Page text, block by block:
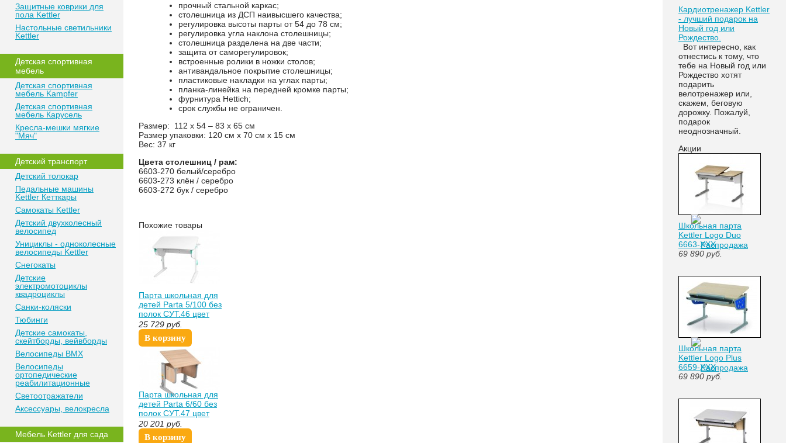
Защитные коврики для
пола Kettler
Настольные светильники
Kettler
Детская спортивная
мебель
Детская спортивная
мебель Kampfer
Детская спортивная
мебель Карусель
Кресла-мешки мягкие
"Мяч"
Детский транспорт
Детский толокар
Педальные машины
Kettler Кетткары
Самокаты Kettler
Детский двухколесный
велосипед
Унициклы - одноколесные
велосипеды Kettler
Снегокаты
Детские
электромотоциклы
квадроциклы
Санки-коляски
Тюбинги
Детские самокаты,
скейтборды, вейвборды
Велосипеды BMX
Велосипеды
ортопедические
реабилитационные
Светоотражатели
Аксессуары, велокресла
Мебель Kettler для сада
прочный стальной каркас;
столешница из ДСП наивысшего качества;
регулировка высоты парты от 54 до 78 см;
регулировка угла наклона столешницы;
столешница разделена на две части;
защита от саморегулировок;
встроенные ролики в ножки столов;
антивандальное покрытие столешницы;
пластиковые накладки на углах парты;
планка-линейка на передней кромке парты;
фурнитура Hettich;
срок службы не ограничен.
Размер: 112 x 54 – 83 x 65 cм
Размер упаковки: 120 см х 70 см х 15 см
Вес: 37 кг
Цвета столешниц / рам:
6603-270 белый/серебро
6603-273 клён / серебро
6603-272 бук / серебро
Похожие товары
Парта школьная для
детей Parta 5/100 без
полок СУТ.46 цвет
белый зеленый
sportsman
25 729 руб.
В корзину
Парта школьная для
детей Parta 6/60 без
полок СУТ.47 цвет
серый дерево
sportsman
20 201 руб.
В корзину
Кардиотренажер Kettler
- лучший подарок на
Новый год или
Рождество.
Вот интересно, как
отнестись к тому, что
тебе на Новый год или
Рождество хотят
подарить
велотренажер или,
скажем, беговую
дорожку. Пожалуй,
подарок
неоднозначный.
Акции
Школьная парта
Kettler Logo Duo
6663-XXX
69 890 руб.
Школьная парта
Kettler Logo Plus
6659-XXX
69 890 руб.